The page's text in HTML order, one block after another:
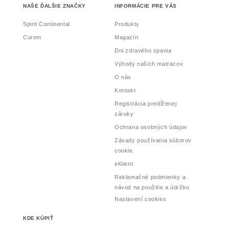
NAŠE ĎALŠIE ZNAČKY
Spirit Continental
Curem
INFORMÁCIE PRE VÁS
Produkty
Magazín
Dni zdravého spania
Výhody našich matracov
O nás
Kontakt
Registrácia predĺženej
záruky
Ochrana osobných údajov
Zásady používania súborov
cookie
eKlient
Reklamačné podmienky a
návod na použitie a údržbu
Nastavení cookies
KDE KÚPIŤ